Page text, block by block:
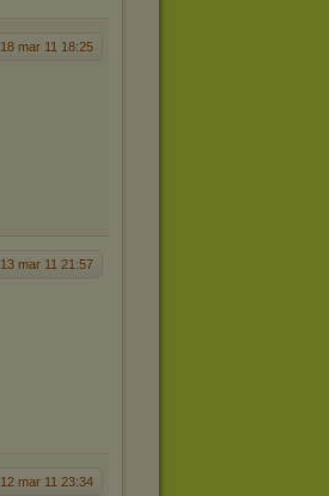
18 mar 11 18:25
13 mar 11 21:57
12 mar 11 23:34